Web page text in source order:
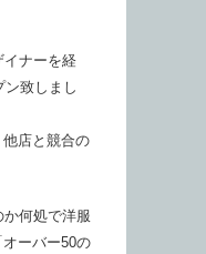
イナーを経
ン致しまし
店と競合の
何処で洋服
ーバー50の